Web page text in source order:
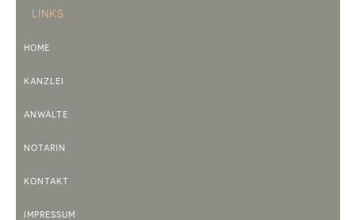
LINKS
HOME
KANZLEI
ANWÄLTE
NOTARIN
KONTAKT
IMPRESSUM